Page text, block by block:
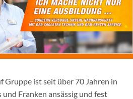
Gruppe ist seit über 70 Jahren in
Franken ansässig und fest